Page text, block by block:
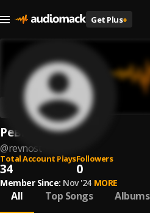
Get Plus+
Ревность
@revnost
Total Account Plays
34
Followers
0
Member Since: Nov '24 MORE
All Top Songs Albums